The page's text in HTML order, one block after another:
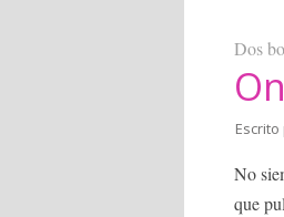
Dos
No
que